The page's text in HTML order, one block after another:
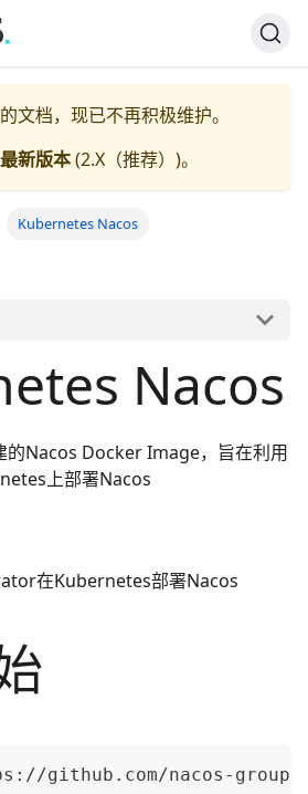
文档，现已不再积极维护。
最新版本(2.X（推荐） )。
Kubernetes Nacos
Nacos
的Nacos Docker Image，旨在利用
上部署Nacos
在Kubernetes部署Nacos
github.com/nacos-group/